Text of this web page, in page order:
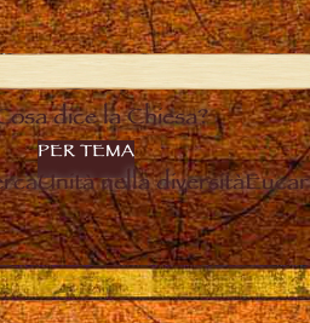
dice la Chiesa?
PER TEMA
Unità nella diversità